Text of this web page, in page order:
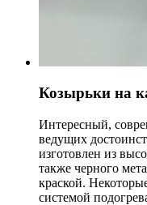
Козырьки на
Интересный,
ведущих
изготовлен из
также черного
краской.
системой